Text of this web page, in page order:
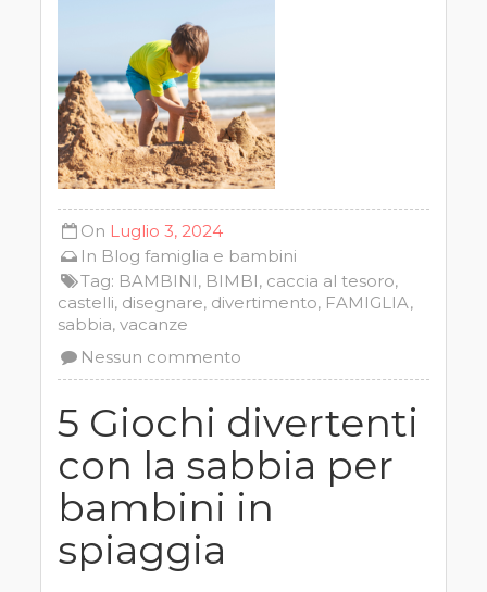
On Luglio 3, 2024
In Blog famiglia e bambini
Tag: BAMBINI, BIMBI, caccia al tesoro,
castelli, disegnare, divertimento, FAMIGLIA,
sabbia,vacanze
Nessun commento
5 Giochi divertenti
con la sabbia per
bambini in
spiaggia